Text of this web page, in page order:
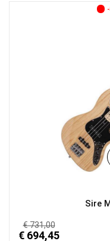
Sire
€ 731,00
€ 694,45